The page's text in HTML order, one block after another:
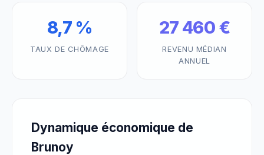
8,7 %
TAUX DE CHÔMAGE
27 460 €
REVENU MÉDIAN
ANNUEL
Dynamique économique de
Brunoy